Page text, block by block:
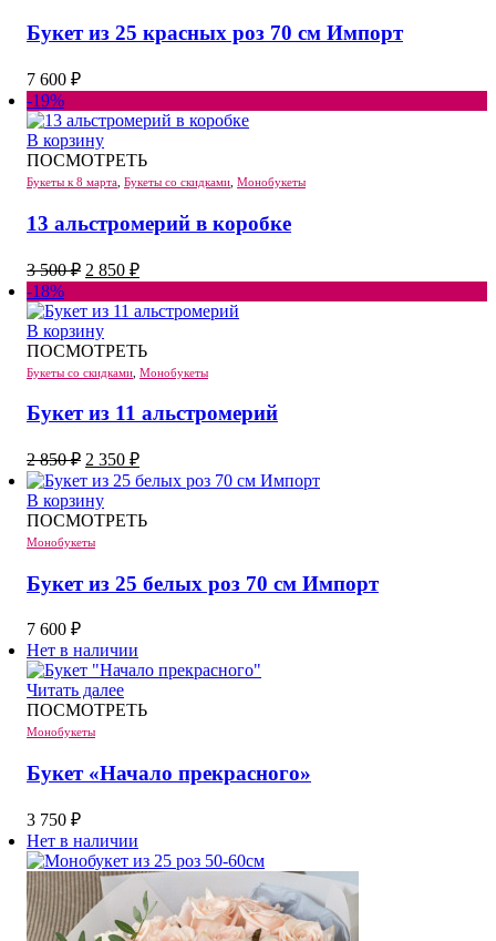
Букет из 25 красных роз 70 см Импорт
7 600 ₽
-19%
В корзину
ПОСМОТРЕТЬ
Букеты к 8 марта Букеты со скидками Монобукеты
13 альстромерий в коробке
3 500₽ Первоначальная
цена
составляла
3
500 ₽.
2 850 ₽Текущая
цена:
2
-18%
В корзину
ПОСМОТРЕТЬ
Букеты со скидками Монобукеты
Букет из 11 альстромерий
2 850₽ Первоначальная
цена
составляла
2
850 ₽.
2 350 ₽Текущая
цена:
2
350 ₽.
В корзину
ПОСМОТРЕТЬ
Монобукеты
Букет из 25 белых роз 70 см Импорт
7 600 ₽
Нет в наличии
Читать далее
ПОСМОТРЕТЬ
Монобукеты
Букет «Начало прекрасного»
3 750 ₽
Нет в наличии